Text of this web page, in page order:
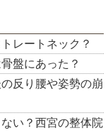
レートネック？
盤にあった？
反り腰や姿勢の崩
い？西宮の整体院